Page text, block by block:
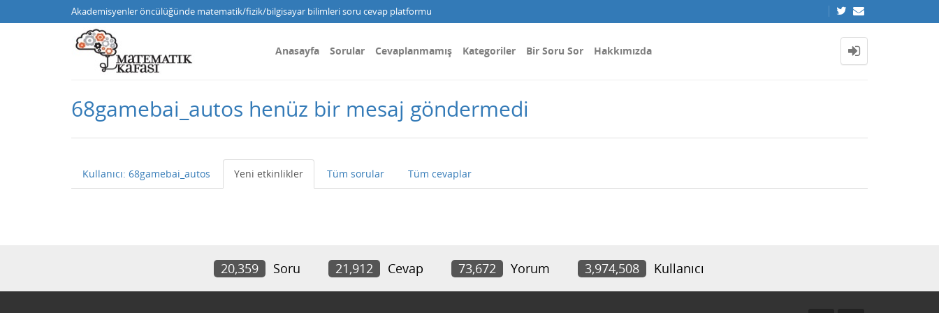
Akademisyenler öncülüğünde matematik/fizik/bilgisayar bilimleri soru cevap platformu
Anasayfa Sorular Cevaplanmamış Kategoriler Bir Soru Sor Hakkımızda
68gamebai_autos henüz bir mesaj göndermedi
Kullanıcı: 68gamebai_autos Yeni etkinlikler Tüm sorular Tüm cevaplar
20,359 Soru 21,912 Cevap 73,672 Yorum 3,974,508 Kullanıcı